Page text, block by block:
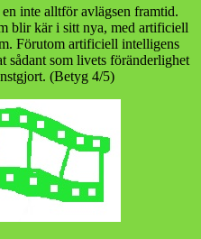
inte alltför avlägsen framtid.
blir kär i sitt nya, med artificiell
Förutom artificiell intelligens
sådant som livets föränderlighet
(Betyg 4/5)